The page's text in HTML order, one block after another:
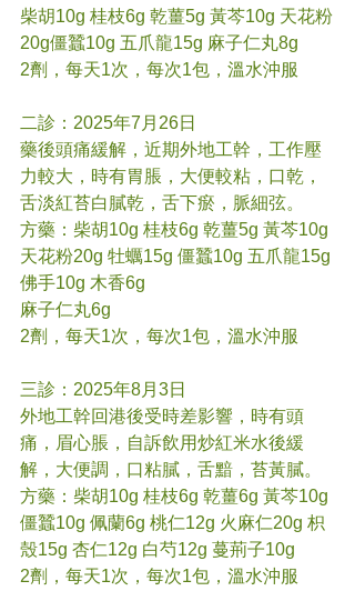
柴胡10g 桂枝6g 乾薑5g 黃芩10g 天花粉
20g僵蠶10g 五爪龍15g 麻子仁丸8g
2劑，每天1次，每次1包，溫水沖服
二診：2025年7月26日
藥後頭痛緩解，近期外地工幹，工作壓
力較大，時有胃脹，大便較粘，口乾，
舌淡紅苔白膩乾，舌下瘀，脈細弦。
方藥：柴胡10g 桂枝6g 乾薑5g 黃芩10g
天花粉20g 牡蠣15g 僵蠶10g 五爪龍15g
佛手10g 木香6g
麻子仁丸6g
2劑，每天1次，每次1包，溫水沖服
三診：2025年8月3日
外地工幹回港後受時差影響，時有頭
痛，眉心脹，自訴飲用炒紅米水後緩
解，大便調，口粘膩，舌黯，苔黃膩。
方藥：柴胡10g 桂枝6g 乾薑6g 黃芩10g
僵蠶10g 佩蘭6g 桃仁12g 火麻仁20g 枳
殼15g 杏仁12g 白芍12g 蔓荊子10g
2劑，每天1次，每次1包，溫水沖服